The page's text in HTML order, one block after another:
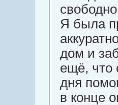
Я была
дом и
ещё, что
дня
в конце